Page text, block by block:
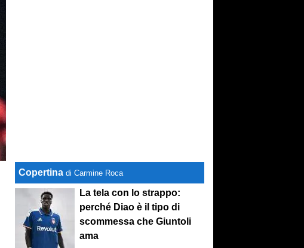
Copertina di Carmine Roca
La tela con lo strappo:
perché Diao è il tipo di
scommessa che Giuntoli
ama